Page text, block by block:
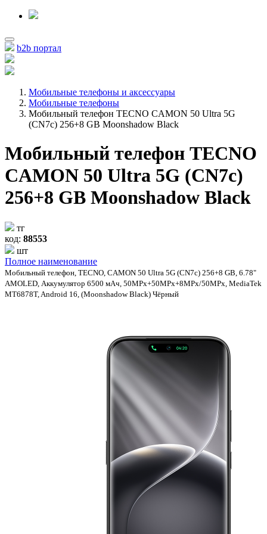
b2b портал
Мобильные телефоны и аксессуары
Мобильные телефоны
Мобильный телефон TECNO CAMON 50 Ultra 5G
(CN7c) 256+8 GB Moonshadow Black
Мобильный телефон TECNO
CAMON 50 Ultra 5G (CN7c)
256+8 GB Moonshadow Black
тг
код: 88553
шт
Полное наименование
Мобильный телефон, TECNO, CAMON 50 Ultra 5G (CN7c) 256+8 GB, 6.78"
AMOLED, Аккумулятор 6500 мАч, 50MPx+50MPx+8MPx/50MPx, MediaTek
MT6878T, Android 16, (Moonshadow Black) Чёрный